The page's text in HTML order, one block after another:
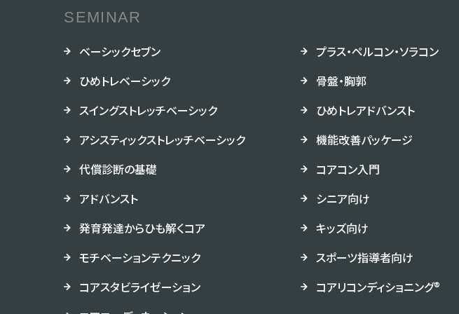
SEMINAR
ベーシックセブン
ひめトレベーシック
スイングストレッチベーシック
アシスティックストレッチベーシック
代償診断の基礎
アドバンスト
発育発達からひも解くコア
モチベーションテクニック
コアスタビライゼーション
プラス・ペルコン・ソラコン
骨盤・胸郭
ひめトレアドバンスト
機能改善パッケージ
コアコン入門
シニア向け
キッズ向け
スポーツ指導者向け
コアリコンディショニング®︎